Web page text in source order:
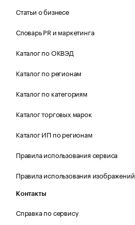
Статьи о бизнесе
Словарь PR и маркетинга
Каталог по ОКВЭД
Каталог по регионам
Каталог по категориям
Каталог торговых марок
Каталог ИП по регионам
Правила использования сервиса
Правила использования изображений
Контакты
Справка по сервису